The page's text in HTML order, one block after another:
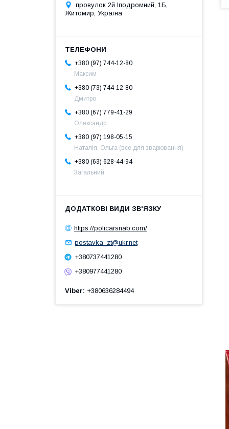
провулок 2й Іподромний, 1Б,
Житомир, Україна
+380 (97) 744-12-80
Максим
+380 (73) 744-12-80
Дмитро
+380 (67) 779-41-29
Олександр
+380 (97) 198-05-15
Наталія, Ольга (все для зварювання)
+380 (63) 628-44-94
Загальний
https://policarsnab.com/
postavka_zt@ukr.net
+380737441280
+380977441280
Viber +380636284494